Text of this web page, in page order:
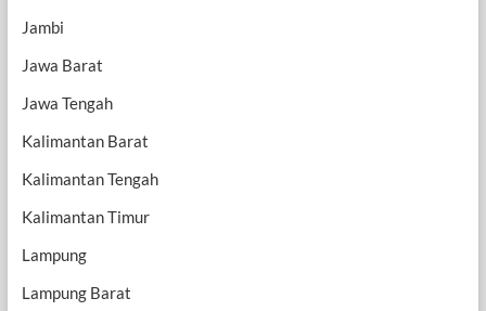
Jambi
Jawa Barat
Jawa Tengah
Kalimantan Barat
Kalimantan Tengah
Kalimantan Timur
Lampung
Lampung Barat